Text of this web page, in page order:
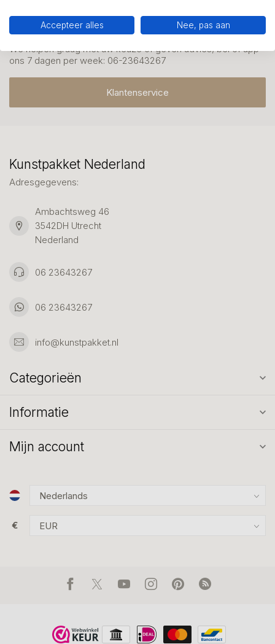
Meer informatie?
We helpen graag met uw keuze of geven advies, bel of app
ons 7 dagen per week: 06-23643267
Klantenservice
Kunstpakket Nederland
Adresgegevens:
Ambachtsweg 46
3542DH Utrecht
Nederland
06 23643267
06 23643267
info@kunstpakket.nl
Categorieën
Informatie
Mijn account
€
Accepteer alles Nee, pas aan